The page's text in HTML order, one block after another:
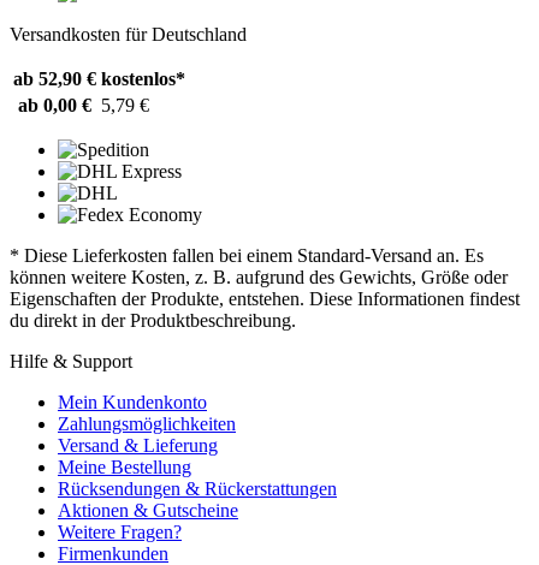
Versandkosten für Deutschland
ab 52,90 € kostenlos*
ab 0,00 € 5,79 €
* Diese Lieferkosten fallen bei einem Standard-Versand an. Es
können weitere Kosten, z. B. aufgrund des Gewichts, Größe oder
Eigenschaften der Produkte, entstehen. Diese Informationen findest
du direkt in der Produktbeschreibung.
Hilfe & Support
Mein Kundenkonto
Zahlungsmöglichkeiten
Versand & Lieferung
Meine Bestellung
Rücksendungen & Rückerstattungen
Aktionen & Gutscheine
Weitere Fragen?
Firmenkunden